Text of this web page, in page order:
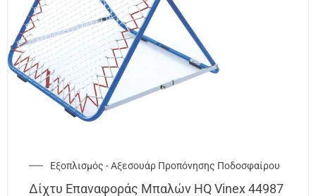
Εξοπλισμός - Αξεσουάρ Προπόνησης Ποδοσφαίρου
Δίχτυ Επαναφοράς Μπαλών HQ Vinex 44987